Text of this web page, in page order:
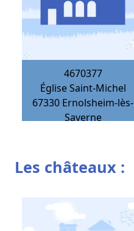
4670377
Église Saint-Michel
67330 Ernolsheim-lès-
Saverne
Les châteaux :